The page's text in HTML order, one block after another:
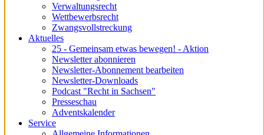
Verwaltungsrecht
Wettbewerbsrecht
Zwangsvollstreckung
Aktuelles
25 - Gemeinsam etwas bewegen! - Aktion
Newsletter abonnieren
Newsletter-Abonnement bearbeiten
Newsletter-Downloads
Podcast "Recht in Sachsen"
Presseschau
Adventskalender
Service